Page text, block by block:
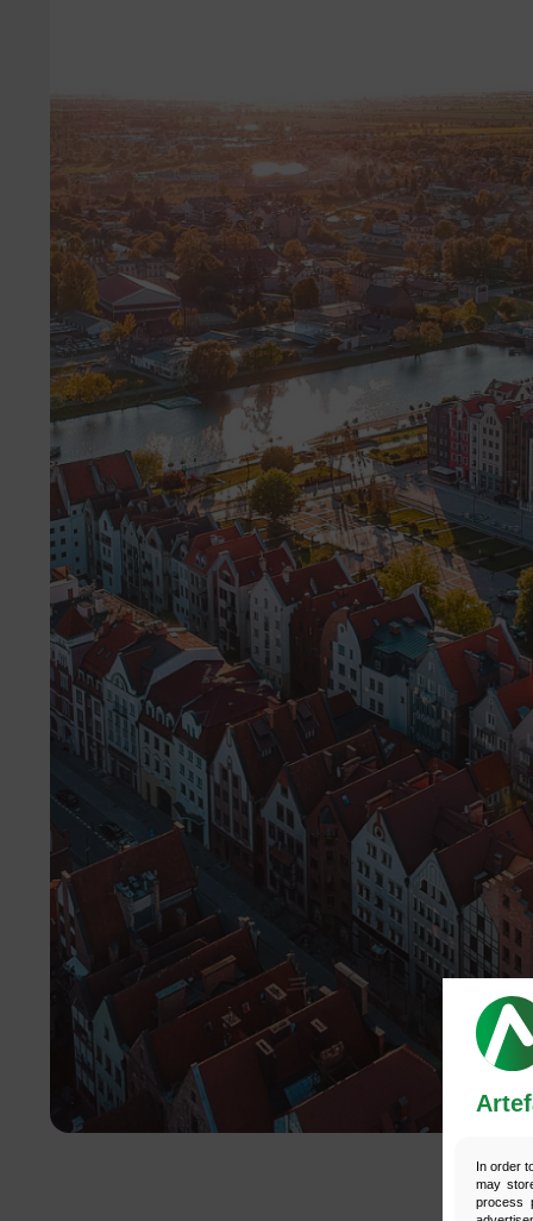
In order
may
process
Pozycjonowanie Bydgoszcz
Pozycjonowanie Bytom
Pozycjonowanie Wrocław
Pozycjonowanie Chorzów
Pozycjonowanie Częstochowa
Pozycjonowanie Elbląg
Pozycjonowanie Gdańsk
Pozycjonowanie Włocławek
Pozycjonowanie Zabrze
Pozycjonowanie Zielona Góra
Pozycjonowanie Drupal
Pozycjonowanie IdoSell
Pozycjonowanie Joomla
Pozycjonowanie Łódź
Pozycjonowanie Magento
Pozycjonowanie Lublin